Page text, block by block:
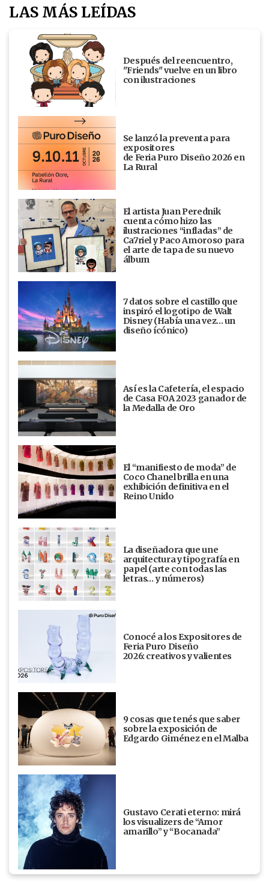
LAS MÁS LEÍDAS
Después del reencuentro,
"Friends" vuelve en un libro
con ilustraciones
Se lanzó la preventa para
expositores
de Feria Puro Diseño 2026 en
La Rural
El artista Juan Perednik
cuenta cómo hizo las
ilustraciones “infladas” de
Ca7riel y Paco Amoroso para
el arte de tapa de su nuevo
álbum
7 datos sobre el castillo que
inspiró el logotipo de Walt
Disney (Había una vez... un
diseño ícónico)
Así es la Cafetería, el espacio
de Casa FOA 2023 ganador de
la Medalla de Oro
El “manifiesto de moda” de
Coco Chanel brilla en una
exhibición definitiva en el
Reino Unido
La diseñadora que une
arquitectura y tipografía en
papel (arte con todas las
letras… y números)
Conocé a los Expositores de
Feria Puro Diseño
2026: creativos y valientes
9 cosas que tenés que saber
sobre la exposición de
Edgardo Giménez en el Malba
Gustavo Cerati eterno: mirá
los visualizers de “Amor
amarillo” y “Bocanada”